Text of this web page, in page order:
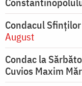
Condacul
August
Condac la
Cuvios Maxim